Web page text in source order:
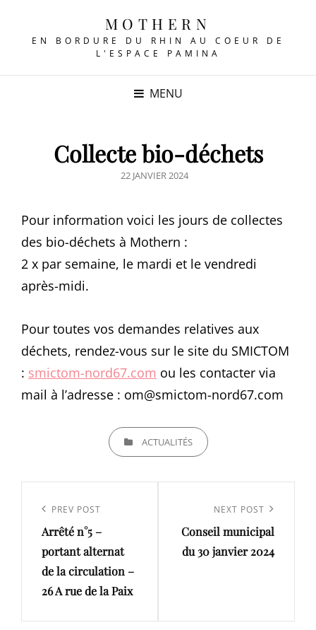
MOTHERN
EN BORDURE DU RHIN AU COEUR DE
L'ESPACE PAMINA
MENU
Collecte bio-déchets
POSTED
22 JANVIER 2024
Pour information voici les jours de collectes
des bio-déchets à Mothern :
2 x par semaine, le mardi et le vendredi
après-midi.
Pour toutes vos demandes relatives aux
déchets, rendez-vous sur le site du SMICTOM
: smictom-nord67.com ou les contacter via
mail à l’adresse : om@smictom-nord67.com
CATEGORIESACTUALITÉS
l’article
Previous
Post
PREV POST
Arrêté n°5 –
portant alternat
de la circulation –
26 A rue de la Paix
Post
NEXT POST
Conseil municipal
du 30 janvier 2024